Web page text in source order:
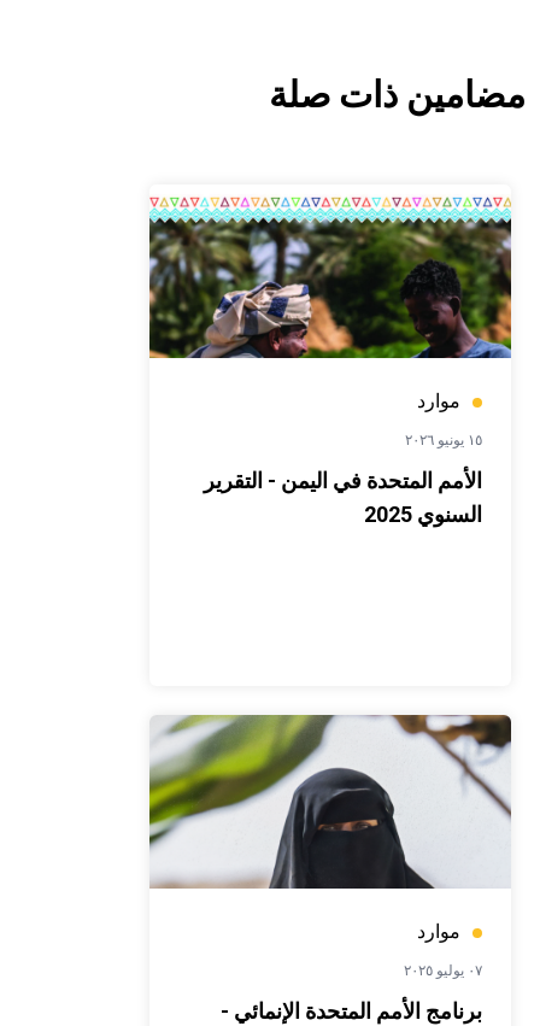
مضامين ذات صلة
موارد
١٥ يونيو ٢٠٢٦
الأمم المتحدة في اليمن - التقرير
السنوي 2025
موارد
٠٧ يوليو ٢٠٢٥
برنامج الأمم المتحدة الإنمائي -